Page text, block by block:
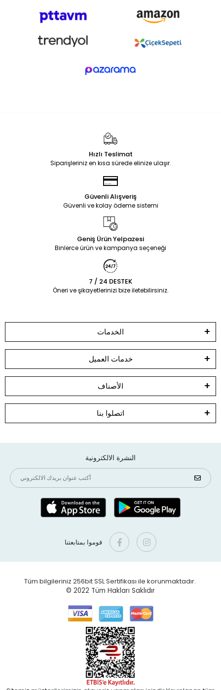
Hızlı Teslimat
Siparişleriniz en kısa sürede elinize ulaşır.
Güvenli Alışveriş
Güvenli ve kolay ödeme sistemi
Geniş Ürün Yelpazesi
Binlerce ürün ve kampanya seçeneği
7 / 24 DESTEK
Öneri ve şikayetlerinizi bize iletebilirsiniz.
الخدمات
خدمات العميل
الأصناف
اتصلوا بنا
النشرة الالكترونية
قوموا بمتابعتنا
Tüm bilgileriniz 256bit SSL Sertifikası ile korunmaktadır.
© 2022 Tüm Hakları Saklıdır